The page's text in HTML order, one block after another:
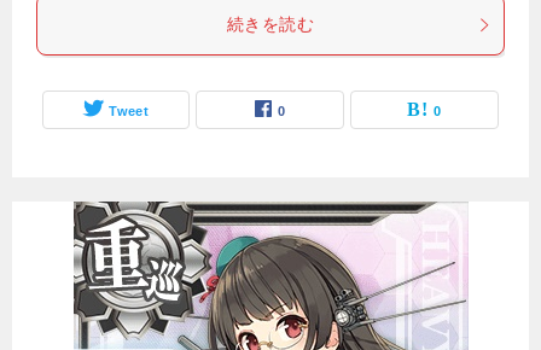
続きを読む
Tweet 0 0